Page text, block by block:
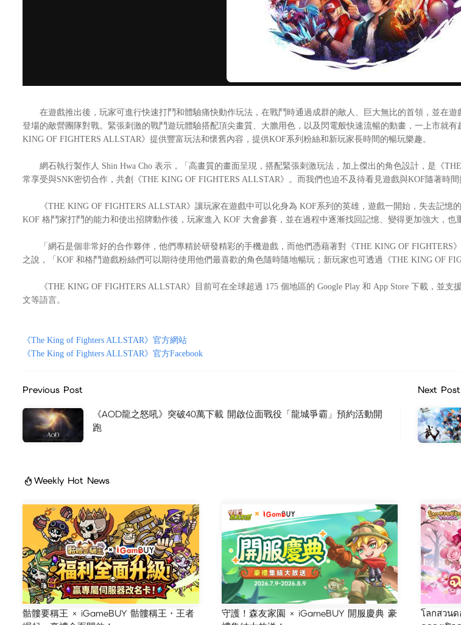
在遊戲推出後，玩家可進行快速打鬥和體驗痛快動作玩法，在戰鬥時通過成群的敵人、巨大無比的首領，並在遊
登場的敵營團隊對戰。緊張刺激的戰鬥遊玩體驗搭配頂尖畫質、大膽用色，以及閃電般快速流暢的動畫，一上市就
KING OF FIGHTERS ALLSTAR》提供豐富玩法和懷舊內容，提供KOF系列粉絲和新玩家長時間的暢玩樂趣。
網石執行製作人 Shin Hwa Cho 表示，「高畫質的畫面呈現，搭配緊張刺激玩法，加上傑出的角色設計，是《
常享受與SNK密切合作，共創《THE KING OF FIGHTERS ALLSTAR》。而我們也迫不及待看見遊戲與KOF隨著時間
《THE KING OF FIGHTERS ALLSTAR》讓玩家在遊戲中可以化身為 KOF系列的英雄，遊戲一開始，失去記憶
KOF 格鬥家打鬥的能力和使出招牌動作後，玩家進入 KOF 大會參賽，並在過程中逐漸找回記憶、變得更加強大，也
「網石是個非常好的合作夥伴，他們專精於研發精彩的手機遊戲，而他們憑藉著對《THE KING OF FIGHTERS
之說，「KOF 和格鬥遊戲粉絲們可以期待使用他們最喜歡的角色隨時隨地暢玩；新玩家也可透過《THE KING OF
《THE KING OF FIGHTERS ALLSTAR》目前可在全球超過 175 個地區的 Google Play 和 App Store 下載，並
文等語言。
《The King of Fighters ALLSTAR》官方網站
《The King of Fighters ALLSTAR》官方Facebook
Previous Post
《AOD龍之怒吼》突破40萬下載 開啟位面戰役「龍城爭霸」預約活動開
跑
Next Post
Weekly Hot News
骷髏要稱王 × iGameBUY 骷髏稱王・王者
守護！森友家園 × iGameBUY 開服慶典 豪
โลกสวน